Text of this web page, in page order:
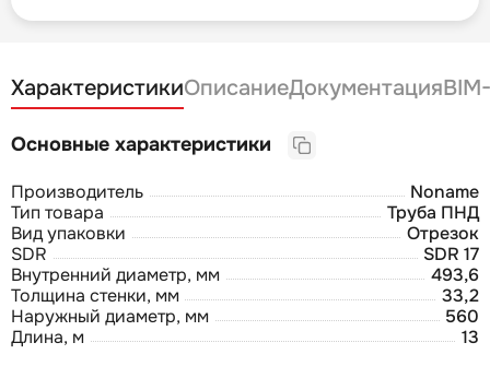
ХарактеристикиОписаниеДокументация
Основные характеристики
Производитель
Noname
Тип товара
Труба ПНД
Вид упаковки
Отрезок
SDR
SDR 17
Внутренний диаметр, мм
493,6
Толщина стенки, мм
33,2
Наружный диаметр, мм
560
Длина, м
13